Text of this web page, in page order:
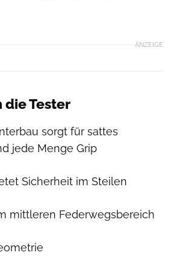
ANZEIGE
die Tester
sorgt für sattes
jede Menge Grip
Sicherheit im Steilen
mittleren Federwegsbereich